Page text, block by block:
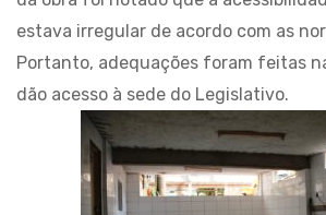
estava irregular de acordo com as
Portanto, adequações foram feitas
dão acesso à sede do Legislativo.